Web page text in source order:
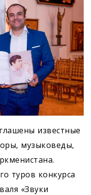
известные
музыковеды,
туров конкурса
«Звуки